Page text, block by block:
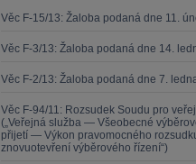
Věc F-15/13: Žaloba podaná dne 11.
Věc F-3/13: Žaloba podaná dne 14.
Věc F-2/13: Žaloba podaná dne 7.
Věc F-94/11: Rozsudek Soudu pro
(„Veřejná služba — Všeobecné
přijetí — Výkon pravomocného
znovuotevření výběrového řízení“)